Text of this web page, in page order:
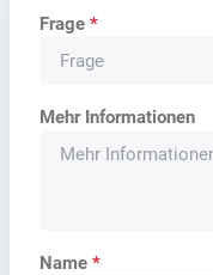
Frage*
Mehr Informationen
Name*